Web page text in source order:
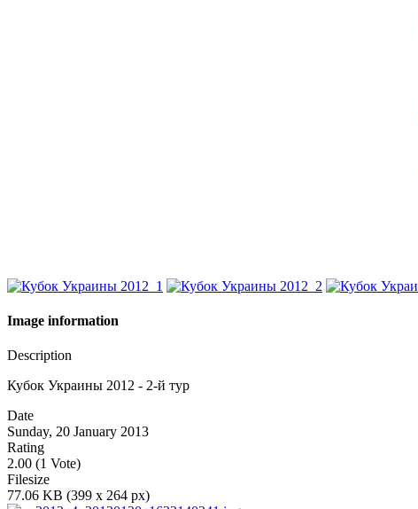
Image information
Description
Кубок Украины 2012 - 2-й тур
Date
Sunday, 20 January 2013
Rating
2.00 (1 Vote)
Filesize
77.06 KB (399 x 264 px)